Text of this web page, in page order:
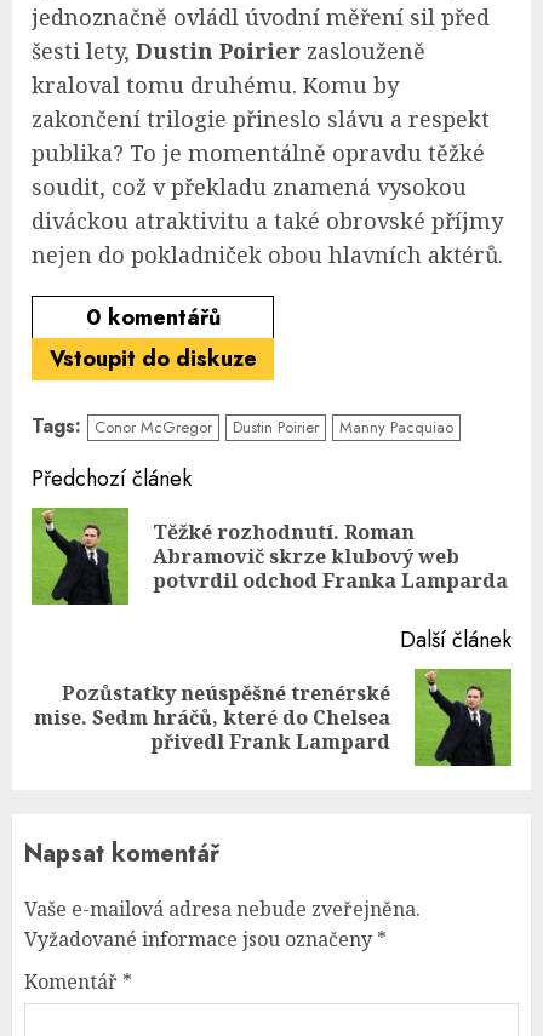
jednoznačně ovládl úvodní měření sil před
šesti lety, Dustin Poirier zaslouženě
kraloval tomu druhému. Komu by
zakončení trilogie přineslo slávu a respekt
publika? To je momentálně opravdu těžké
soudit, což v překladu znamená vysokou
diváckou atraktivitu a také obrovské příjmy
nejen do pokladniček obou hlavních aktérů.
0 komentářů
Vstoupit do diskuze
Tags: Conor McGregor Dustin Poirier Manny Pacquiao
Continue
Reading
Předchozí článek
Těžké rozhodnutí. Roman
Abramovič skrze klubový web
potvrdil odchod Franka Lamparda
Další článek
Next
Pozůstatky neúspěšné trenérské
mise. Sedm hráčů, které do Chelsea
přivedl Frank Lampard
Napsat komentář
Vaše e-mailová adresa nebude zveřejněna.
Vyžadované informace jsou označeny *
Komentář *